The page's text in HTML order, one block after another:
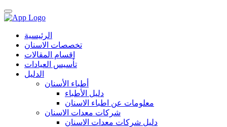
الرئيسية
تخصصات الاسنان
اقسام المقالات
تأسيس العيادات
الدليل
أطباء الأسنان
دليل الأطباء
معلومات عن اطباء الاسنان
شركات معدات الاسنان
دليل شركات معدات الاسنان